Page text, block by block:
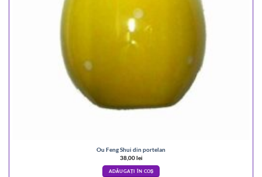
Ou Feng Shui din portelan
38,00lei
ADĂUGAȚI ÎN COȘ